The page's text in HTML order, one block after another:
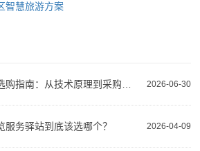
智慧旅游方案
2026-06-30
景区导游无线讲解器选购指南：从技术原理到采购决策
2026-04-09
服务驿站到底该选哪个？